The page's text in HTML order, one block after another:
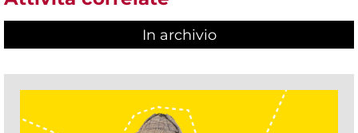
In archivio